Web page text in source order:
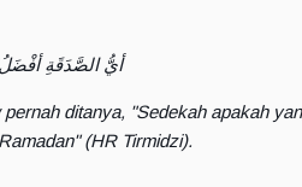
أيُّ الصَّدَقَةِ
ditanya, "Sedekah apakah
(HR Tirmidzi).